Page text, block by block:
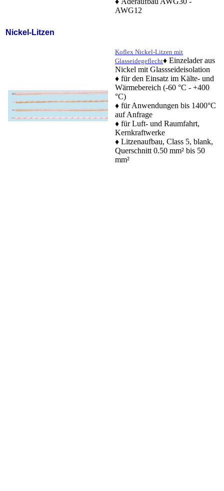
AWG12
Nickel-Litzen
Koflex Nickel-Litzen mit
Glasseidegeflecht♦ Einzelader aus
Nickel mit Glassseideisolation
♦ für den Einsatz im Kälte- und
Wärmebereich (-60 °C - +400
°C)
♦ für Anwendungen bis 1400°C
auf Anfrage
♦ für Luft- und Raumfahrt,
Kernkraftwerke
♦ Litzenaufbau, Class 5, blank,
Querschnitt 0.50 mm² bis 50
mm²